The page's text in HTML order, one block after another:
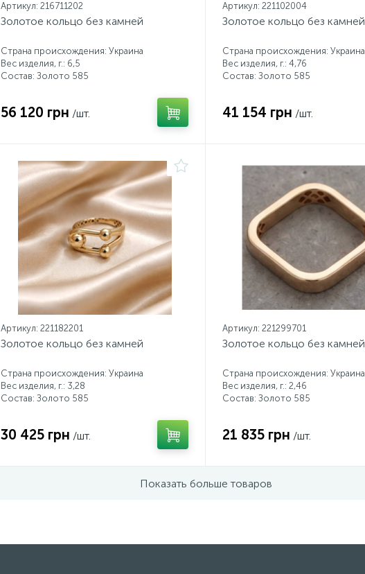
Артикул: 216711202
Золотое кольцо без камней
Страна происхождения: Украина
Вес изделия, г.: 6,5
Состав: Золото 585
56 120 грн /шт.
Артикул: 221102004
Золотое кольцо без камней
Страна происхождения: Украина
Вес изделия, г.: 4,76
Состав: Золото 585
41 154 грн /шт.
Артикул: 221182201
Золотое кольцо без камней
Страна происхождения: Украина
Вес изделия, г.: 3,28
Состав: Золото 585
30 425 грн /шт.
Артикул: 221299701
Золотое кольцо без камней
Страна происхождения: Украина
Вес изделия, г.: 2,46
Состав: Золото 585
21 835 грн /шт.
Показать больше товаров